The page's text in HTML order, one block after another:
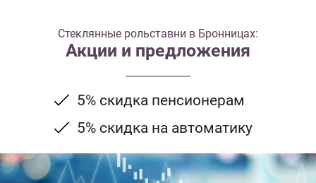
Стеклянные рольставни в Бронницах:
Акции и предложения
5% скидка пенсионерам
5% скидка на автоматику